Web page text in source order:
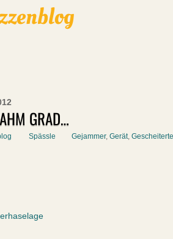
GRAD…
Spässle Gejammer, Gerät,